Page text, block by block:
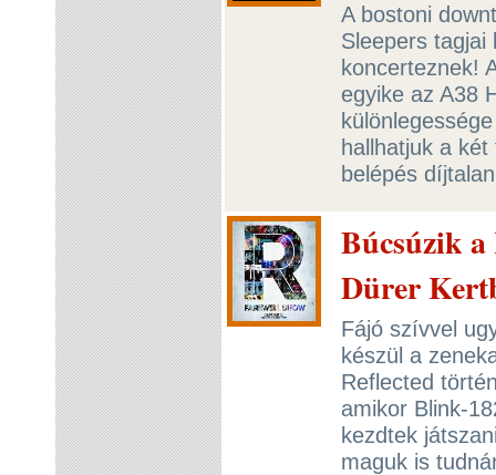
A bostoni
Sleepers
koncerteznek!
egyike az A38
hallhatjuk a
belépés
Búcsúzik a
Dürer
Fájó szívvel
készül a
Reflected
amikor Blink-
kezdtek
maguk is